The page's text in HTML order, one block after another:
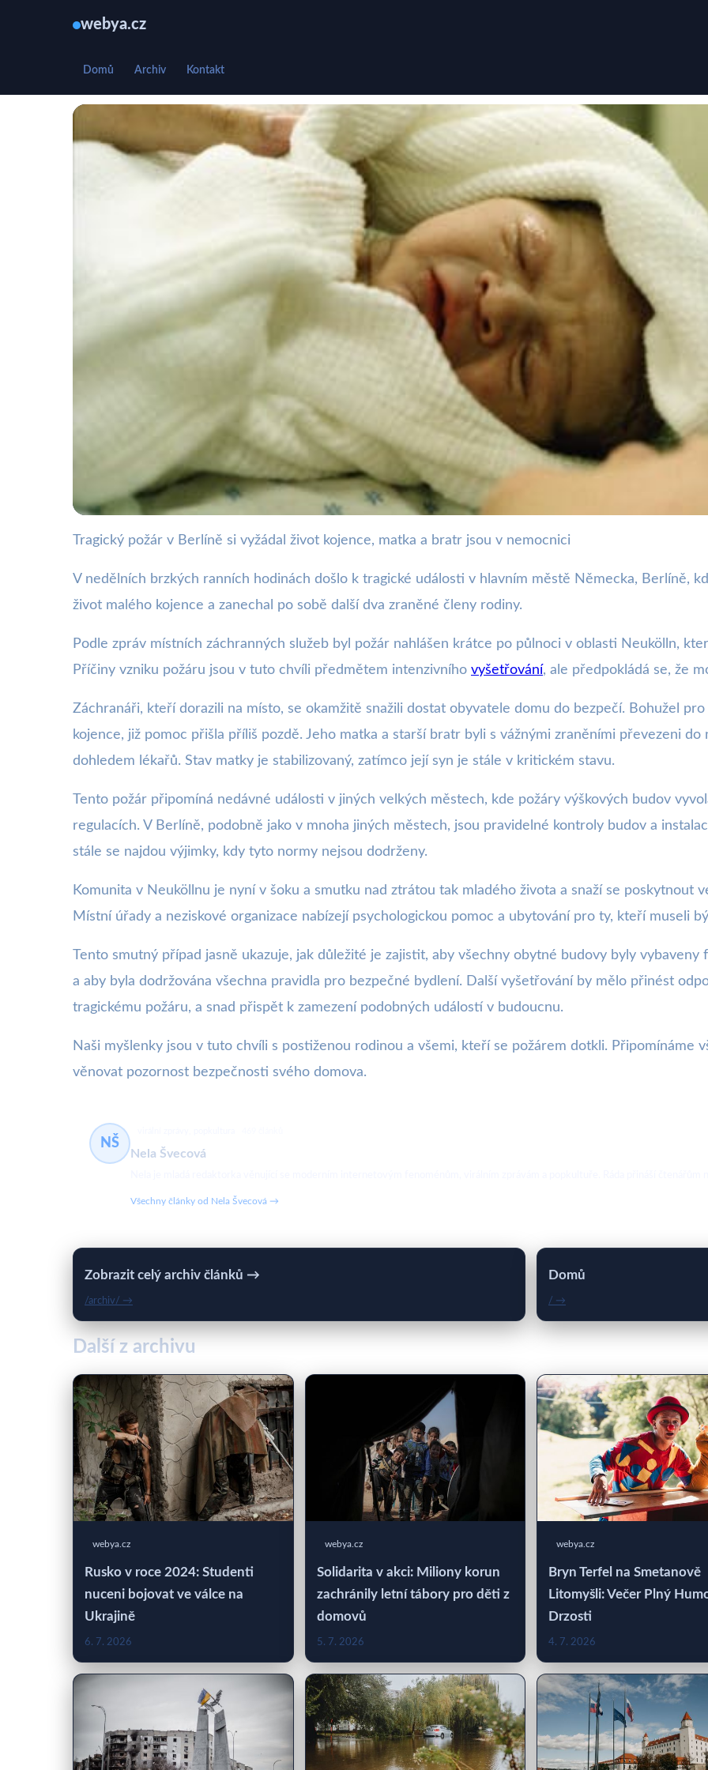
webya.cz
Domů Archiv Kontakt
webya.cz
Tragédie v Berlíně: Požár si vyžádal život
nemocnici
13. 2. 2026· 3 min čtení · Autor: Nela Švecová
Tragický požár v Berlíně si vyžádal život kojence, matka a bratr jsou v nemocnici
V nedělních brzkých ranních hodinách došlo k tragické události v hlavním městě Německa, Berlíně,
život malého kojence a zanechal po sobě další dva zraněné členy rodiny.
Podle zpráv místních záchranných služeb byl požár nahlášen krátce po půlnoci v oblasti Neukölln,
Příčiny vzniku požáru jsou v tuto chvíli předmětem intenzivního vyšetřování, ale předpokládá se, že
Záchranáři, kteří dorazili na místo, se okamžitě snažili dostat obyvatele domu do bezpečí. Bohužel
kojence, již pomoc přišla příliš pozdě. Jeho matka a starší bratr byli s vážnými zraněními převezeni
dohledem lékařů. Stav matky je stabilizovaný, zatímco její syn je stále v kritickém stavu.
Tento požár připomíná nedávné události v jiných velkých městech, kde požáry výškových budov
regulacích. V Berlíně, podobně jako v mnoha jiných městech, jsou pravidelné kontroly budov a
stále se najdou výjimky, kdy tyto normy nejsou dodrženy.
Komunita v Neuköllnu je nyní v šoku a smutku nad ztrátou tak mladého života a snaží se poskytnout
Místní úřady a neziskové organizace nabízejí psychologickou pomoc a ubytování pro ty, kteří museli
Tento smutný případ jasně ukazuje, jak důležité je zajistit, aby všechny obytné budovy byly
a aby byla dodržována všechna pravidla pro bezpečné bydlení. Další vyšetřování by mělo přinést
tragickému požáru, a snad přispět k zamezení podobných událostí v budoucnu.
Naši myšlenky jsou v tuto chvíli s postiženou rodinou a všemi, kteří se požárem dotkli. Připomínáme
věnovat pozornost bezpečnosti svého domova.
NŠ
Nela Švecová
Všechny články od Nela Švecová →
Zobrazit celý archiv článků →
/archiv/ →
Domů
/ →
Další z archivu
webya.cz
Rusko v roce 2024: Studenti
nuceni bojovat ve válce na
Ukrajině
6. 7. 2026
webya.cz
Solidarita v akci: Miliony korun
zachránily letní tábory pro děti z
domovů
5. 7. 2026
webya.cz
Bryn Terfel na Smetanově
Litomyšli: Večer Plný
Drzosti
4. 7. 2026